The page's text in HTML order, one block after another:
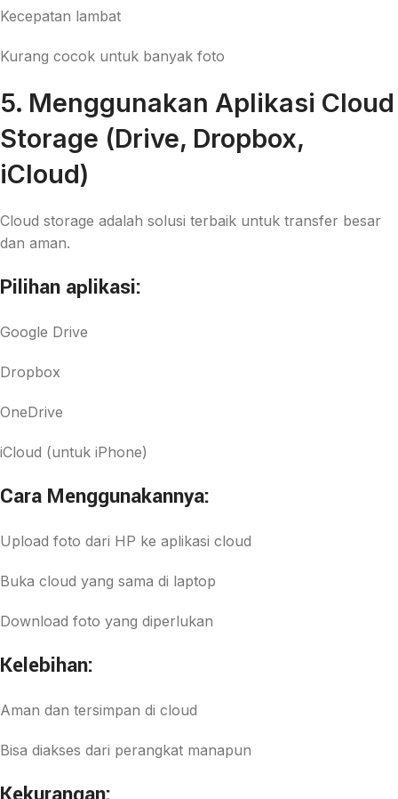
Kecepatan lambat
Kurang cocok untuk banyak foto
5. Menggunakan Aplikasi Cloud
Storage (Drive, Dropbox,
iCloud)
Cloud storage adalah solusi terbaik untuk transfer besar
dan aman.
Pilihan aplikasi:
Google Drive
Dropbox
OneDrive
iCloud (untuk iPhone)
Cara Menggunakannya:
Upload foto dari HP ke aplikasi cloud
Buka cloud yang sama di laptop
Download foto yang diperlukan
Kelebihan:
Aman dan tersimpan di cloud
Bisa diakses dari perangkat manapun